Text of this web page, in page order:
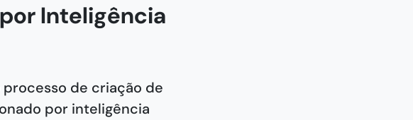
Inteligência
de criação de
por inteligência